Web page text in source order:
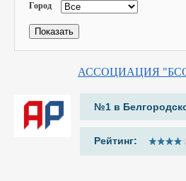
Город
АССОЦИАЦИЯ
№1 в
Рейтинг: